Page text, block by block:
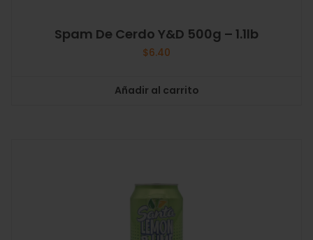
Spam De Cerdo Y&D 500g – 1.1lb
$6.40
Añadir al carrito